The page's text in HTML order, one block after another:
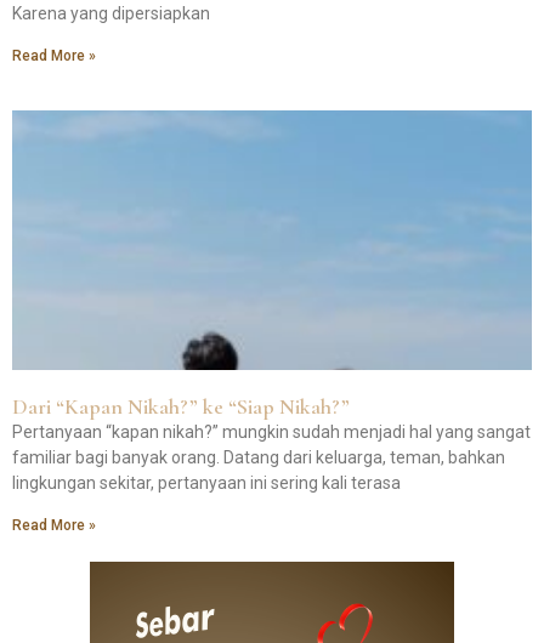
Karena yang dipersiapkan
Read More »
Dari “Kapan Nikah?” ke “Siap Nikah?”
Pertanyaan “kapan nikah?” mungkin sudah menjadi hal yang sangat
familiar bagi banyak orang. Datang dari keluarga, teman, bahkan
lingkungan sekitar, pertanyaan ini sering kali terasa
Read More »